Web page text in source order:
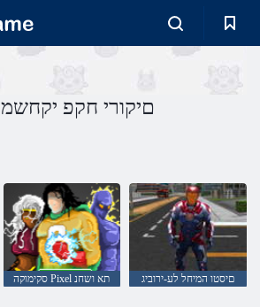
םיקורי חקפ יקחשמ
סקימוקה Pixel תא ושחנ םיסטו המיחל לע-ירוביג